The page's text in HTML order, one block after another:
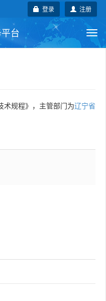
注册
登录
台
会
术规程》，主管部门为辽宁省